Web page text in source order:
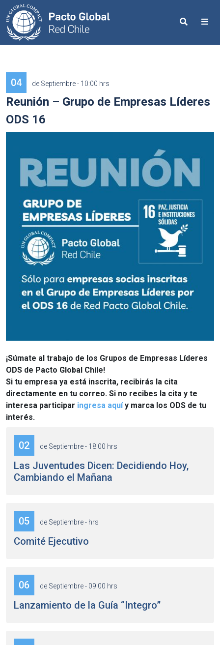
Search
04 de Septiembre - 10:00 hrs
Reunión – Grupo de Empresas Líderes
ODS 16
¡Súmate al trabajo de los Grupos de Empresas Líderes
ODS de Pacto Global Chile!
Si tu empresa ya está inscrita, recibirás la cita
directamente en tu correo. Si no recibes la cita y te
interesa participar ingresa aquí y marca los ODS de tu
interés.
02 de Septiembre - 18:00 hrs
Las Juventudes Dicen: Decidiendo Hoy,
Cambiando el Mañana
05 de Septiembre - hrs
Comité Ejecutivo
06 de Septiembre - 09:00 hrs
Lanzamiento de la Guía “Integro”